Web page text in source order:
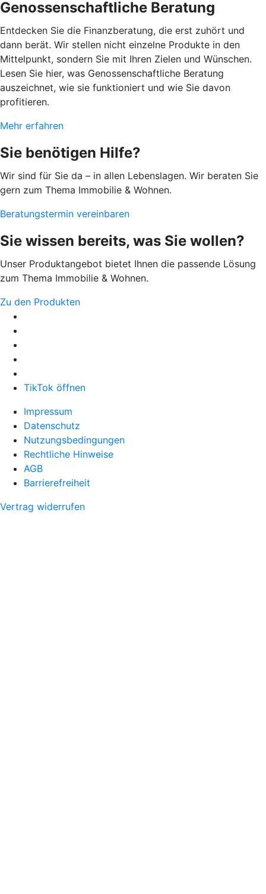
Genossenschaftliche Beratung
Entdecken Sie die Finanzberatung, die erst zuhört und
dann berät. Wir stellen nicht einzelne Produkte in den
Mittelpunkt, sondern Sie mit Ihren Zielen und Wünschen.
Lesen Sie hier, was Genossenschaftliche Beratung
auszeichnet, wie sie funktioniert und wie Sie davon
profitieren.
Mehr erfahren
Sie benötigen Hilfe?
Wir sind für Sie da – in allen Lebenslagen. Wir beraten Sie
gern zum Thema Immobilie & Wohnen.
Beratungstermin vereinbaren
Sie wissen bereits, was Sie wollen?
Unser Produktangebot bietet Ihnen die passende Lösung
zum Thema Immobilie & Wohnen.
Zu den Produkten
TikTok öffnen
Impressum
Datenschutz
Nutzungsbedingungen
Rechtliche Hinweise
AGB
Barrierefreiheit
Vertrag widerrufen